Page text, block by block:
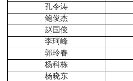
孔令涛
鲍俊杰
赵国俊
李珂峰
郭玲春
杨科栋
杨晓东